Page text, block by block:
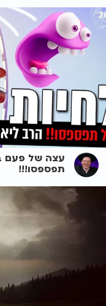
עצה של פעם
תפספסו!!!